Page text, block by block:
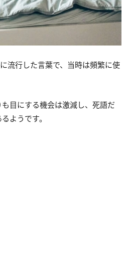
流行した言葉で、当時は頻繁に使
目にする機会は激減し、死語だ
ようです。